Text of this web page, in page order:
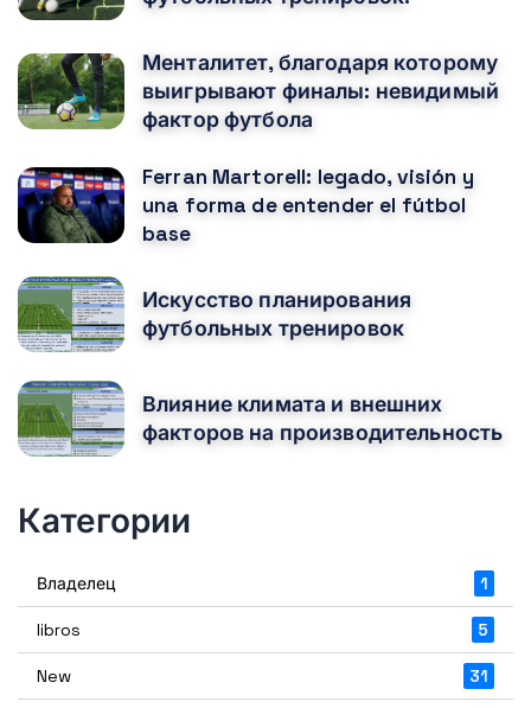
Менталитет, благодаря которому
выигрывают финалы: невидимый
фактор футбола
Ferran Martorell: legado, visión y
una forma de entender el fútbol
base
Искусство планирования
футбольных тренировок
Влияние климата и внешних
факторов на производительность
Категории
Владелец 1
libros 5
New 31